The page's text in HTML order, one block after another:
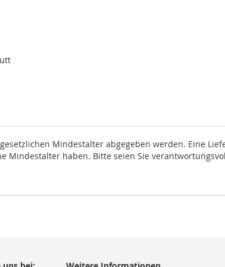
Mindestalter abgegeben werden. Eine
Mindestalter haben. Bitte seien Sie